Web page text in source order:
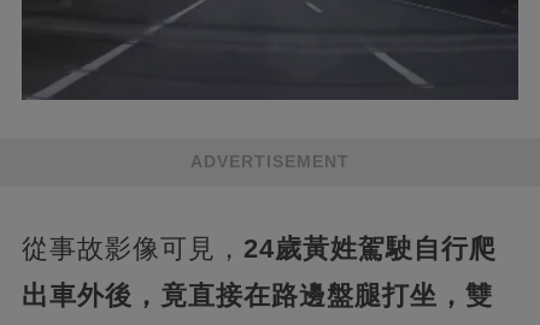
ADVERTISEMENT
從事故影像可見， 24歲黃姓駕駛自行爬
出車外後，竟直接在路邊盤腿打坐，雙